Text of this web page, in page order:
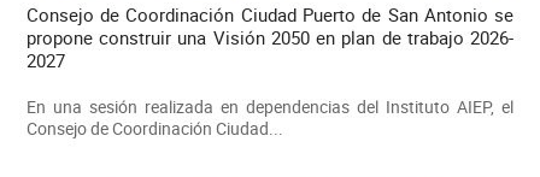
Consejo de Coordinación Ciudad Puerto de San Antonio se
propone construir una Visión 2050 en plan de trabajo 2026-
2027
En una sesión realizada en dependencias del Instituto AIEP, el
Consejo de Coordinación Ciudad...